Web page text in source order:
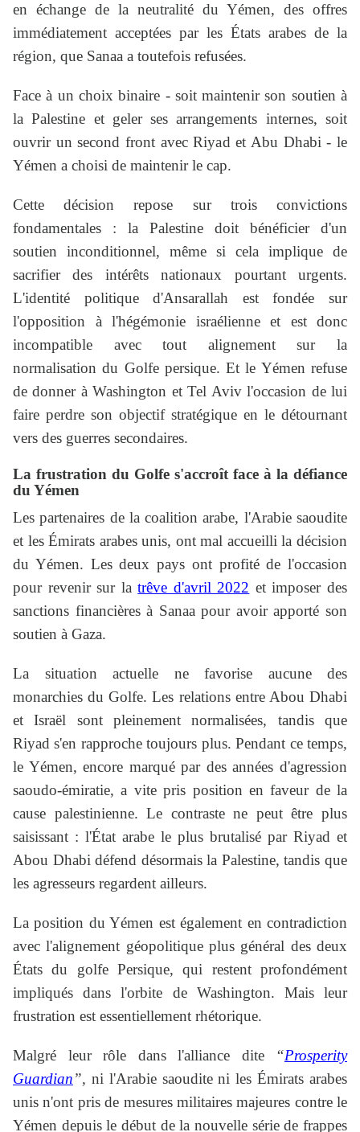
en échange de la neutralité du Yémen, des offres
immédiatement acceptées par les États arabes de la
région, que Sanaa a toutefois refusées.
Face à un choix binaire - soit maintenir son soutien à
la Palestine et geler ses arrangements internes, soit
ouvrir un second front avec Riyad et Abu Dhabi - le
Yémen a choisi de maintenir le cap.
Cette décision repose sur trois convictions
fondamentales : la Palestine doit bénéficier d'un
soutien inconditionnel, même si cela implique de
sacrifier des intérêts nationaux pourtant urgents.
L'identité politique d'Ansarallah est fondée sur
l'opposition à l'hégémonie israélienne et est donc
incompatible avec tout alignement sur la
normalisation du Golfe persique. Et le Yémen refuse
de donner à Washington et Tel Aviv l'occasion de lui
faire perdre son objectif stratégique en le détournant
vers des guerres secondaires.
La frustration du Golfe s'accroît face à la défiance
du Yémen
Les partenaires de la coalition arabe, l'Arabie saoudite
et les Émirats arabes unis, ont mal accueilli la décision
du Yémen. Les deux pays ont profité de l'occasion
pour revenir sur latrêve d'avril 2022 et imposer des
sanctions financières à Sanaa pour avoir apporté son
soutien à Gaza.
La situation actuelle ne favorise aucune des
monarchies du Golfe. Les relations entre Abou Dhabi
et Israël sont pleinement normalisées, tandis que
Riyad s'en rapproche toujours plus. Pendant ce temps,
le Yémen, encore marqué par des années d'agression
saoudo-émiratie, a vite pris position en faveur de la
cause palestinienne. Le contraste ne peut être plus
saisissant : l'État arabe le plus brutalisé par Riyad et
Abou Dhabi défend désormais la Palestine, tandis que
les agresseurs regardent ailleurs.
La position du Yémen est également en contradiction
avec l'alignement géopolitique plus général des deux
États du golfe Persique, qui restent profondément
impliqués dans l'orbite de Washington. Mais leur
frustration est essentiellement rhétorique.
Malgré leur rôle dans l'alliance dite “Prosperity
Guardian”, ni l'Arabie saoudite ni les Émirats arabes
unis n'ont pris de mesures militaires majeures contre le
Yémen depuis le début de la nouvelle série de frappes